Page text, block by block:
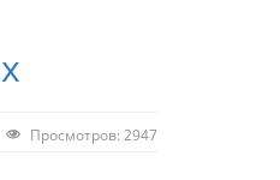
Просмотров: 2947